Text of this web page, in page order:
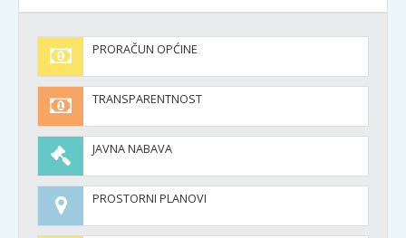
PRORAČUN OPĆINE
TRANSPARENTNOST
JAVNA NABAVA
PROSTORNI PLANOVI